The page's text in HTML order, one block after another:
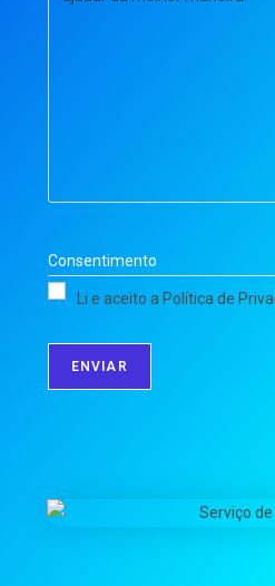
Consentimento
Li e aceito a Política de
ENVIAR